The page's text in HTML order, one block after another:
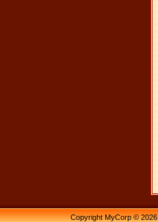
Copyright MyCorp © 2026